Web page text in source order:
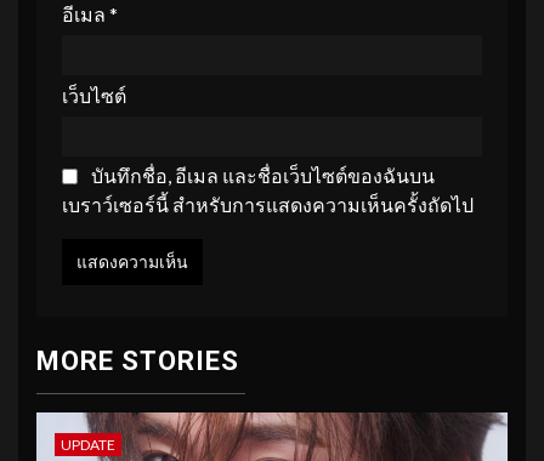
อีเมล *
เว็บไซต์
บันทึกชื่อ, อีเมล และชื่อเว็บไซต์ของฉันบน
เบราว์เซอร์นี้ สำหรับการแสดงความเห็นครั้งถัดไป
MORE STORIES
UPDATE